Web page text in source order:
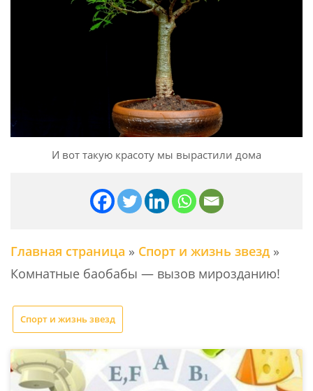
И вот такую красоту мы вырастили дома
Главная страница » Спорт и жизнь звезд »
Комнатные баобабы — вызов мирозданию!
Спорт и жизнь звезд